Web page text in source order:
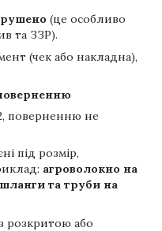
(це особливо
та ЗЗР).
(чек або накладна),
поверненню не
під розмір,
агроволокно на
та труби на
розкритою або